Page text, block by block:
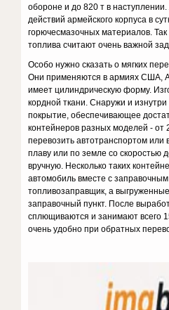
обороне и до 820 т в
действий армейского корпуса в
горючесмазочных материалов. Так
топлива считают очень важной
Особо нужно сказать о мягких
Они применяются в армиях США,
имеет цилиндрическую форму.
кордной ткани. Снаружи и
покрытие, обеспечивающее
контейнеров разных моделей -
перевозить автотранспортом или
плаву или по земле со скоростью
вручную. Несколько таких
автомобиль вместе с
топливозаправщик, а
заправочный пункт. После
сплющиваются и занимают всего
очень удобно при обратных